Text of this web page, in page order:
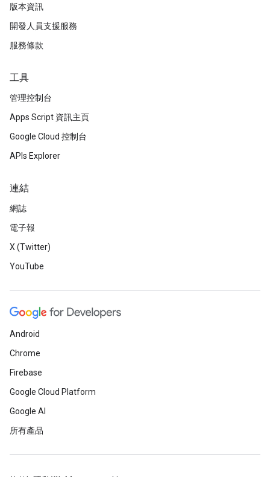
版本資訊
開發人員支援服務
服務條款
工具
管理控制台
Apps Script 資訊主頁
Google Cloud 控制台
APIs Explorer
連結
網誌
電子報
X (Twitter)
YouTube
Android
Chrome
Firebase
Google Cloud Platform
Google AI
所有產品